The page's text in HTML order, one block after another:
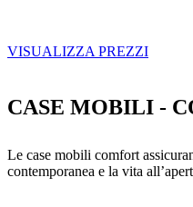
VISUALIZZA PREZZI
CASE MOBILI -
Le case mobili comfort
contemporanea e la vita